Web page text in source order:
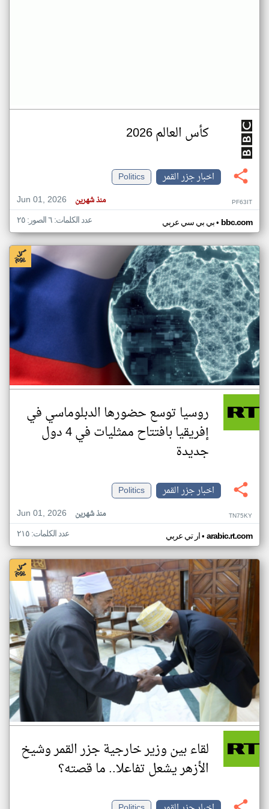
كأس العالم 2026
اخبار جزر القمر
Politics
Jun 01, 2026
منذ شهرين PF63IT
بي بي سي عربي• bbc.com عدد الكلمات: ٦ الصور: ٢٥
روسيا توسع حضورها الدبلوماسي في
إفريقيا بافتتاح ممثليات في 4 دول
جديدة
اخبار جزر القمر
Politics
Jun 01, 2026
منذ شهرين TN75KY
ار تي عربي• arabic.rt.com عدد الكلمات: ٢١٥
لقاء بين وزير خارجية جزر القمر وشيخ
الأزهر يشعل تفاعلا.. ما قصته؟